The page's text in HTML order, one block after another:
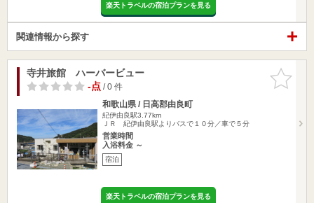
楽天トラベルの宿泊プランを見る
関連情報から探す
お気に入
りに追加
寺井旅館 ハーバービュー
-点/ 0 件
和歌山県 / 日高郡由良町
紀伊由良駅3.77km
ＪＲ 紀伊由良駅よりバスで１０分／車で５分
営業時間
入浴料金 ～
宿泊
楽天トラベルの宿泊プランを見る